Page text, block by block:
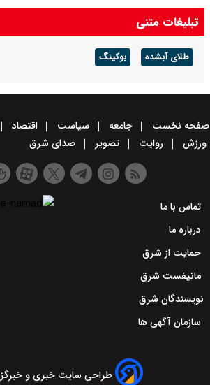
ساینا چند قیمت خورد؟+ جدول
تبلیغات متنی
طلای آبشده بوکینگ
صفحه نخست جامعه سیاست اقتصاد
ورزش
روایت تصویر صدای شرق
تماس با ما
درباره ما
حمایت از شرق
مانیفست شرق
نویسندگان شرق
سازمان آگهی ها
طراحی سایت خبری و